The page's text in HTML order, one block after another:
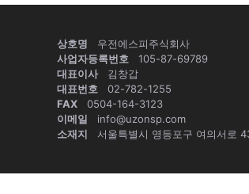
상호명 우전에스피주식회사
사업자등록번호 105-87-69789
대표이사김창갑
대표번호 02-782-1255
FAX 0504-164-3123
이메일 info@uzonsp.com
소재지 서울특별시 영등포구 여의서로